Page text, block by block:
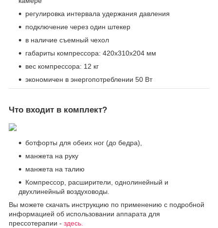
регулировка интервала удержания давления
подключение через один штекер
в наличие съемный чехол
габариты компрессора: 420х310х204 мм
вес компрессора: 12 кг
экономичен в энергопотреблении 50 Вт
Что входит в комплект?
ботфорты для обеих ног (до бедра),
манжета на руку
манжета на талию
Компрессор, расширители, однолинейный и
двухлинейный воздуховоды.
Вы можете скачать инструкцию по применению с подробной
информацией об использовании аппарата для
прессотерапии - здесь.